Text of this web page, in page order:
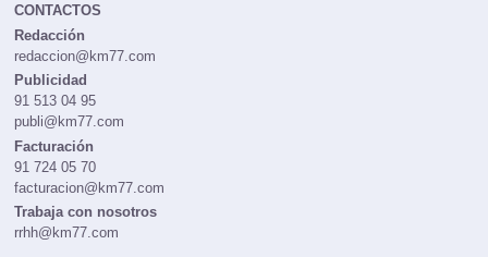
CONTACTOS
Redacción
redaccion@km77.com
Publicidad
91 513 04 95
publi@km77.com
Facturación
91 724 05 70
facturacion@km77.com
Trabaja con nosotros
rrhh@km77.com